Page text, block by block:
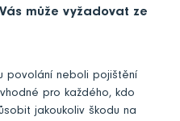
může vyžadovat ze
povolání neboli pojištění
pro každého, kdo
jakoukoliv škodu na